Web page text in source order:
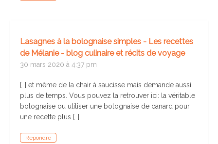
Lasagnes à la bolognaise simples - Les recettes
de Mélanie - blog culinaire et récits de voyage
30 mars 2020 à 4:37 pm
[…] et même de la chair à saucisse mais demande aussi
plus de temps. Vous pouvez la retrouver ici: la véritable
bolognaise ou utiliser une bolognaise de canard pour
une recette plus […]
Répondre